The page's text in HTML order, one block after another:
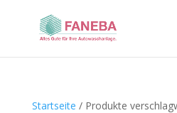
Startseite / Produkte